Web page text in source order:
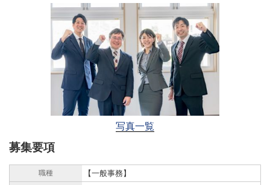
写真一覧
募集要項
職種 【一般事務】